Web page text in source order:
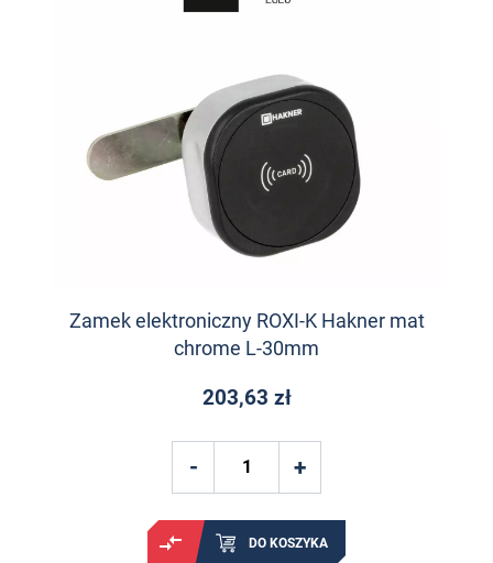
Zamek elektroniczny ROXI-K Hakner mat
chrome L-30mm
203,63 zł
DO KOSZYKA